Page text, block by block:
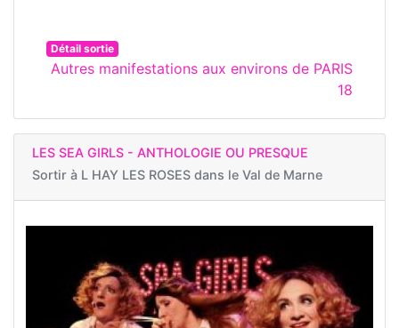
Détail sortie
Autres manifestations aux environs de PARIS
18
LES SEA GIRLS - ANTHOLOGIE OU PRESQUE
Sortir à L HAY LES ROSES dans le Val de Marne